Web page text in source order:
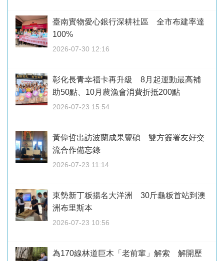
臺南實物愛心銀行深耕社區 全市布建率達
100%
2026-07-30 12:16
彰化長青幸福卡再升級 8月起運動最高補
助50點、10月農漁會消費折抵200點
2026-07-23 15:54
黃偉哲出訪波蘭成果豐碩 雙方簽署友好交
流合作備忘錄
2026-07-23 11:14
東勢新丁粄揚名大洋洲 30斤龜粄首站到澳
洲布里斯本
2026-07-23 10:56
為170線林道巨木「老前輩」解索 解開歷